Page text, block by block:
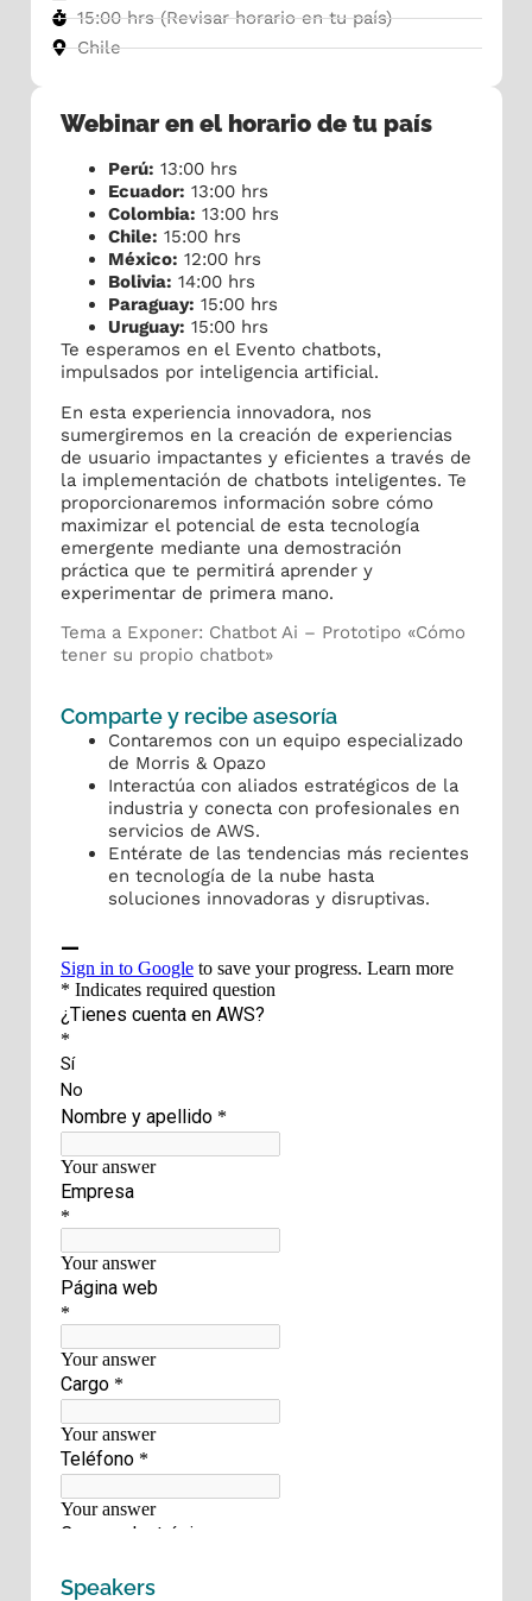
15:00 hrs (Revisar horario en tu país)
Chile
Webinar en el horario de tu país
Perú: 13:00 hrs
Ecuador: 13:00 hrs
Colombia: 13:00 hrs
Chile: 15:00 hrs
México: 12:00 hrs
Bolivia: 14:00 hrs
Paraguay: 15:00 hrs
Uruguay: 15:00 hrs
Te esperamos en el Evento chatbots,
impulsados por inteligencia artificial.
En esta experiencia innovadora, nos
sumergiremos en la creación de experiencias
de usuario impactantes y eficientes a través de
la implementación de chatbots inteligentes. Te
proporcionaremos información sobre cómo
maximizar el potencial de esta tecnología
emergente mediante una demostración
práctica que te permitirá aprender y
experimentar de primera mano.
Tema a Exponer: Chatbot Ai – Prototipo «Cómo
tener su propio chatbot»
Comparte y recibe asesoría
Contaremos con un equipo especializado
de Morris & Opazo
Interactúa con aliados estratégicos de la
industria y conecta con profesionales en
servicios de AWS.
Entérate de las tendencias más recientes
en tecnología de la nube hasta
soluciones innovadoras y disruptivas.
Speakers